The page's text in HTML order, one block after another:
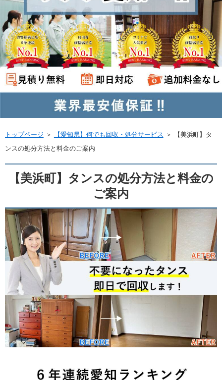
トップページ ＞ 【愛知県】何でも回収・処分サービス ＞
【美浜町】タ
ンスの処分方法と料金のご案内
【美浜町】タンスの処分方法と料金の
ご案内